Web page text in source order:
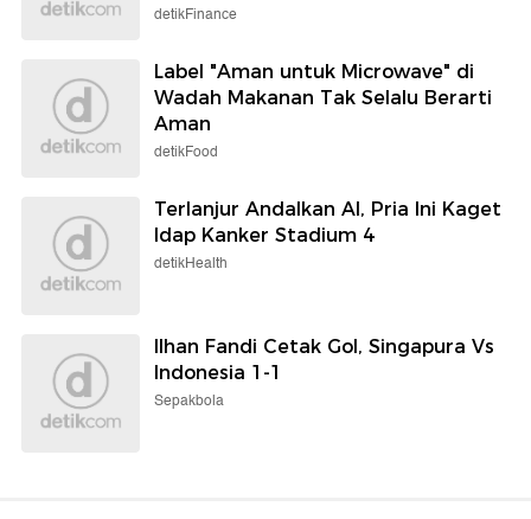
detikFinance
Label "Aman untuk Microwave" di
Wadah Makanan Tak Selalu Berarti
Aman
detikFood
Terlanjur Andalkan AI, Pria Ini Kaget
Idap Kanker Stadium 4
detikHealth
Ilhan Fandi Cetak Gol, Singapura Vs
Indonesia 1-1
Sepakbola